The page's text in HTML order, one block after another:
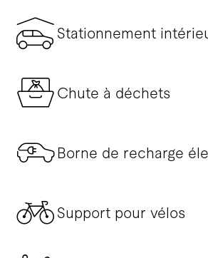
Stationnement
Chute à déchets
Borne de recharge
Support pour vélos